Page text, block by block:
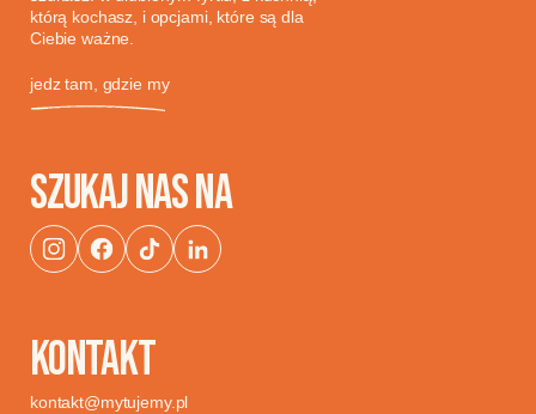
którą kochasz, i opcjami, które są dla
Ciebie ważne.
jedz tam, gdzie my
SZUKAJ NAS NA
KONTAKT
kontakt@mytujemy.pl